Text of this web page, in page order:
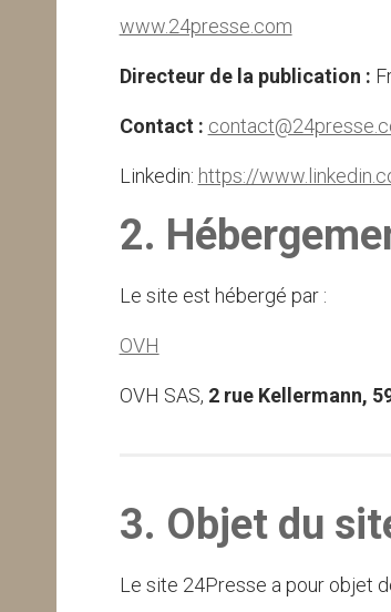
www.24presse.com
Directeur de la publication :
Contact :
Linkedin: https://
2.
Le site est hébergé par :
OVH
OVH SAS, 2 rue Kellermann,
3. Objet du
Le site 24Presse a pour objet